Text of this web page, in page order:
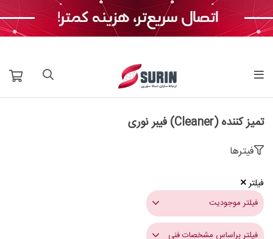
تمیز کننده (Cleaner) فیبر نوری
فیترها
فیلتر
فیلتر موجودیت
فیلتر براساس مشخصات فنی